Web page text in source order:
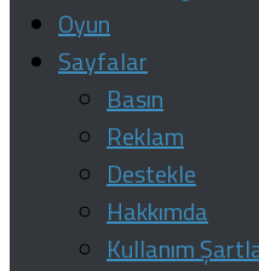
Oyun
Sayfalar
Basın
Reklam
Destekle
Hakkımda
Kullanım